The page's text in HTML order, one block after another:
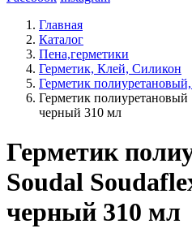
Главная
Каталог
Пена,герметики
Герметик, Клей, Силикон
Герметик
Герметик полиуретановый
черный 310 мл
Герметик
Soudal
черный 310 мл